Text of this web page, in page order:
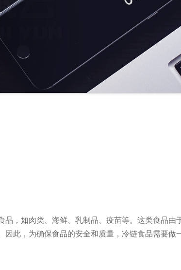
，如肉类、海鲜、乳制品、疫苗等。这类食品由
此，为确保食品的安全和质量，冷链食品需要做